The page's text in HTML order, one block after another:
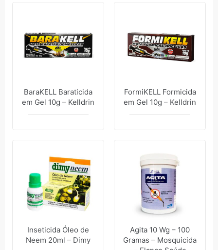
BaraKELL Baraticida
em Gel 10g – Kelldrin
FormiKELL Formicida
em Gel 10g – Kelldrin
Inseticida Óleo de
Neem 20ml – Dimy
Agita 10 Wg – 100
Gramas – Mosquicida